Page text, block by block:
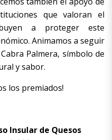
que valoran el
a proteger este
Animamos a seguir
Palmera, símbolo de
y sabor.
los premiados!
Insular de Quesos